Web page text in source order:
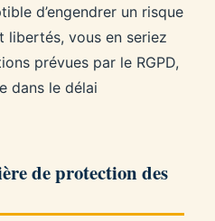
d’engendrer un risque
vous en seriez
prévues par le RGPD,
dans le délai
de protection des